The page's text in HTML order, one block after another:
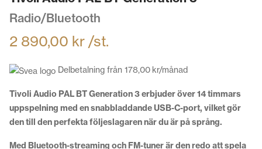
Radio/Bluetooth
2 890,00 kr /st.
Delbetalning från 178,00 kr/månad
Tivoli Audio PAL BT Generation 3 erbjuder över 14 timmars
uppspelning med en snabbladdande USB-C-port, vilket gör
den till den perfekta följeslagaren när du är på språng.
Med Bluetooth-streaming och FM-tuner är den redo att spela